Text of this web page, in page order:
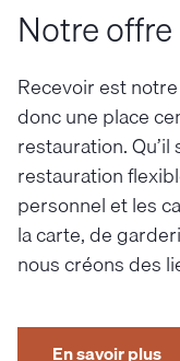
Notre
Recevoir est
donc une place
restauration.
restauration
personnel et les
la carte, de
nous créons des
En savoir plus